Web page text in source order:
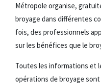
Métropole organise,
broyage dans différentes
fois, des professionnels
sur les bénéfices que le
Toutes les informations et
opérations de broyage